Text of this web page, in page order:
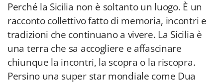
Perché la Sicilia non è soltanto un luogo. È un
racconto collettivo fatto di memoria, incontri e
tradizioni che continuano a vivere. La Sicilia è
una terra che sa accogliere e affascinare
chiunque la incontri, la scopra o la riscopra.
Persino una super star mondiale come Dua